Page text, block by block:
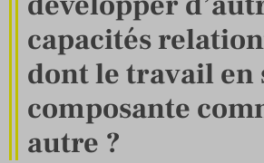
capacités
dont le travail en
composante
autre ?